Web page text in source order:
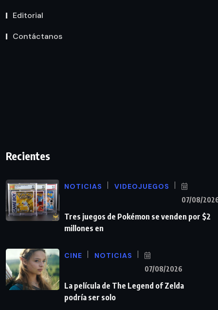
Editorial
Contáctanos
Recientes
NOTICIAS VIDEOJUEGOS
07/08/
Tres juegos de Pokémon se venden por $2
millones en
CINE NOTICIAS
07/08/2026
La película de The Legend of Zelda
podría ser solo